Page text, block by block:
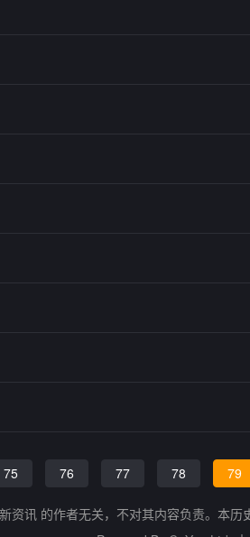
75 76 77 78 79
资讯 的作者无关，不对其内容负责。本历